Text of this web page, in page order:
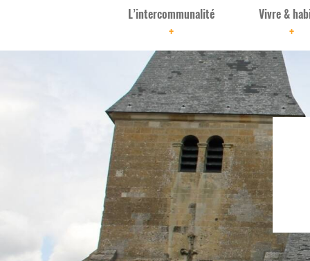
+
L’intercommunalité
+
Vivre &